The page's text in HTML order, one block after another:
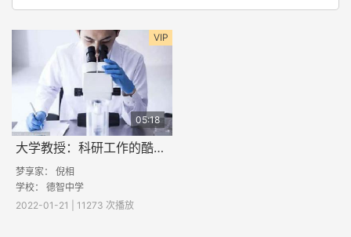
VIP
05:18
大学教授：科研工作的酷与苦
梦享家： 倪相
学校： 德智中学
2022-01-21 | 11273 次播放